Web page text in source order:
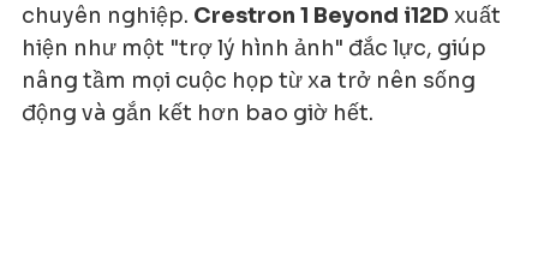
chuyên nghiệp. Crestron 1 Beyond i12D xuất
hiện như một "trợ lý hình ảnh" đắc lực, giúp
nâng tầm mọi cuộc họp từ xa trở nên sống
động và gắn kết hơn bao giờ hết.